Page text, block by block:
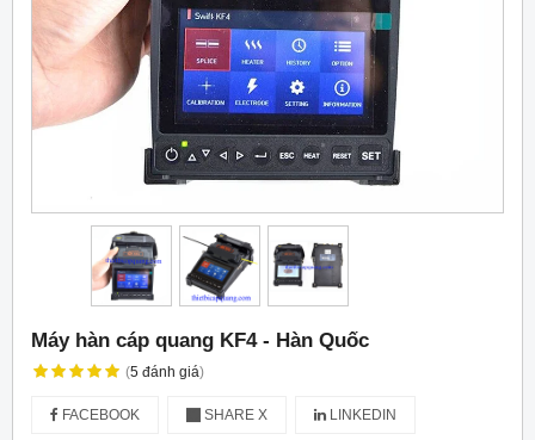
Máy hàn cáp quang KF4 - Hàn Quốc
(5 đánh giá)
FACEBOOK SHARE X LINKEDIN